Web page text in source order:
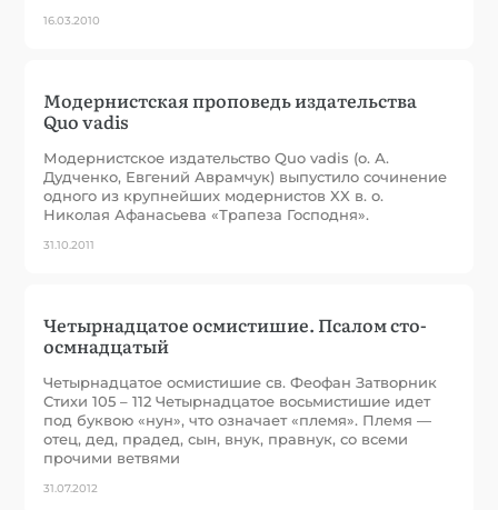
16.03.2010
Модернистская проповедь издательства
Quo vadis
Модернистское издательство Quo vadis (о. А.
Дудченко, Евгений Аврамчук) выпустило сочинение
одного из крупнейших модернистов XX в. о.
Николая Афанасьева «Трапеза Господня».
31.10.2011
Четырнадцатое осмистишие. Псалом сто-
осмнадцатый
Четырнадцатое осмистишие св. Феофан Затворник
Стихи 105 – 112 Четырнадцатое восьмистишие идет
под буквою «нун», что означает «племя». Племя —
отец, дед, прадед, сын, внук, правнук, со всеми
прочими ветвями
31.07.2012